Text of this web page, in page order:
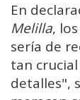
En
Melilla,
sería de
tan
detalles",